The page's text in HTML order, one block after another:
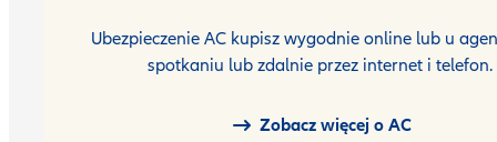
Ubezpieczenie AC kupisz wygodnie online lub u
spotkaniu lub zdalnie przez internet i telefon.
Zobacz więcej o AC